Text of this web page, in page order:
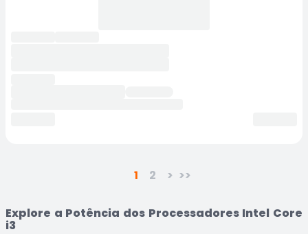
1 2 > >>
Explore a Potência dos Processadores Intel Core
i3